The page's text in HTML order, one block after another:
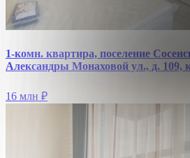
1-комн. квартира, поселение
Александры Монаховой ул., д. 109,
16 млн ₽